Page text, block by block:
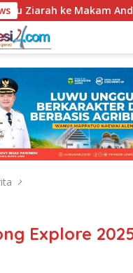
ke Makam Andi
Explore